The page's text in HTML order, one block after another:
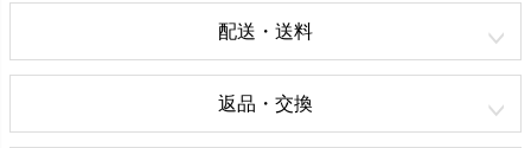
配送・送料
返品・交換